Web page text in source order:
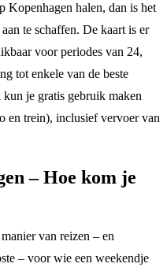
Kopenhagen halen, dan is het
aan te schaffen. De kaart is er
voor periodes van 24,
tot enkele van de beste
kun je gratis gebruik maken
en trein), inclusief vervoer van
– Hoe kom je
van reizen – en
– voor wie een weekendje